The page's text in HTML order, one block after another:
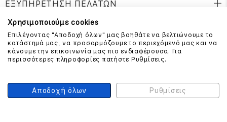
ΕΞΥΠΗΡΕΤΗΣΗ ΠΕΛΑΤΩΝ
ΕΠΙΚΟΙΝΩΝΗΣΤΕ ΜΑΖΙ ΜΑΣ
210 999 4510
Χρησιμοποιούμε cookies
Επιλέγοντας "Αποδοχή όλων" μας βοηθάτε να βελτιώνουμε το
κατάστημά μας, να προσαρμόζουμε το περιεχόμενό μας και να
κάνουμε την επικοινωνία μας πιο ενδιαφέρουσα. Για
περισσότερες πληροφορίες πατήστε Ρυθμίσεις.
Αποδοχή όλων Ρυθμίσεις